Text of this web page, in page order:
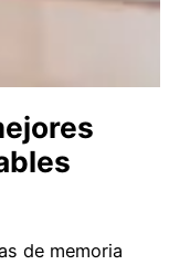
de memoria